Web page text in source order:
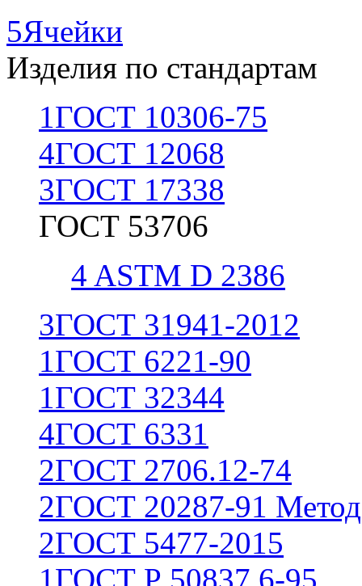
5Ячейки
Изделия по стандартам
1ГОСТ 10306-75
4ГОСТ 12068
3ГОСТ 17338
ГОСТ 53706
4 ASTM D 2386
3ГОСТ 31941-2012
1ГОСТ 6221-90
1ГОСТ 32344
4ГОСТ 6331
2ГОСТ 2706.12-74
2ГОСТ 20287-91
2ГОСТ 5477-2015